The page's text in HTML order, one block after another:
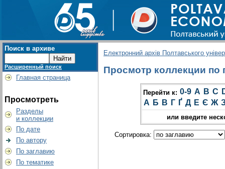
Поиск в архиве
Расширенный поиск
Главная страница
Просмотреть
Разделы
и коллекции
По дате
По автору
По заглавию
По тематике
Електронний архів Полтавського
Просмотр коллекции по
Перейти к: 0-9 A B C
А Б В Г Ґ Д Е Є Ж
или введите
Сортировка: